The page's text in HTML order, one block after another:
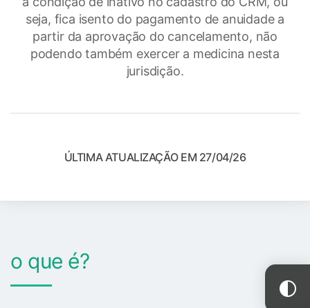
seja, fica isento do pagamento de anuidade a
partir da aprovação do cancelamento, não
podendo também exercer a medicina nesta
jurisdição.
ÚLTIMA ATUALIZAÇÃO EM 27/04/26
o que é?